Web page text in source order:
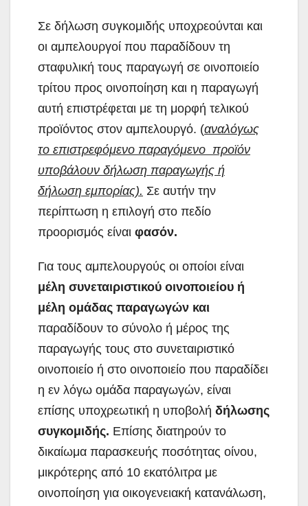
Σε δήλωση συγκομιδής υποχρεούνται και
οι αμπελουργοί που παραδίδουν τη
σταφυλική τους παραγωγή σε οινοποιείο
τρίτου προς οινοποίηση και η παραγωγή
αυτή επιστρέφεται με τη μορφή τελικού
προϊόντος στον αμπελουργό. (αναλόγως
το επιστρεφόμενο παραγόμενο προϊόν
υποβάλουν δήλωση παραγωγής ή
δήλωση εμπορίας). Σε αυτήν την
περίπτωση η επιλογή στο πεδίο
προορισμός είναι φασόν.
Για τους αμπελουργούς οι οποίοι είναι
μέλη συνεταιριστικού οινοποιείου ή
μέλη ομάδας παραγωγών και
παραδίδουν το σύνολο ή μέρος της
παραγωγής τους στο συνεταιριστικό
οινοποιείο ή στο οινοποιείο που παραδίδει
η εν λόγω ομάδα παραγωγών, είναι
επίσης υποχρεωτική η υποβολή δήλωσης
συγκομιδής. Επίσης διατηρούν το
δικαίωμα παρασκευής ποσότητας οίνου,
μικρότερης από 10 εκατόλιτρα με
οινοποίηση για οικογενειακή κατανάλωση,